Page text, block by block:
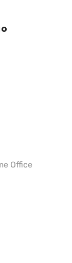
Office